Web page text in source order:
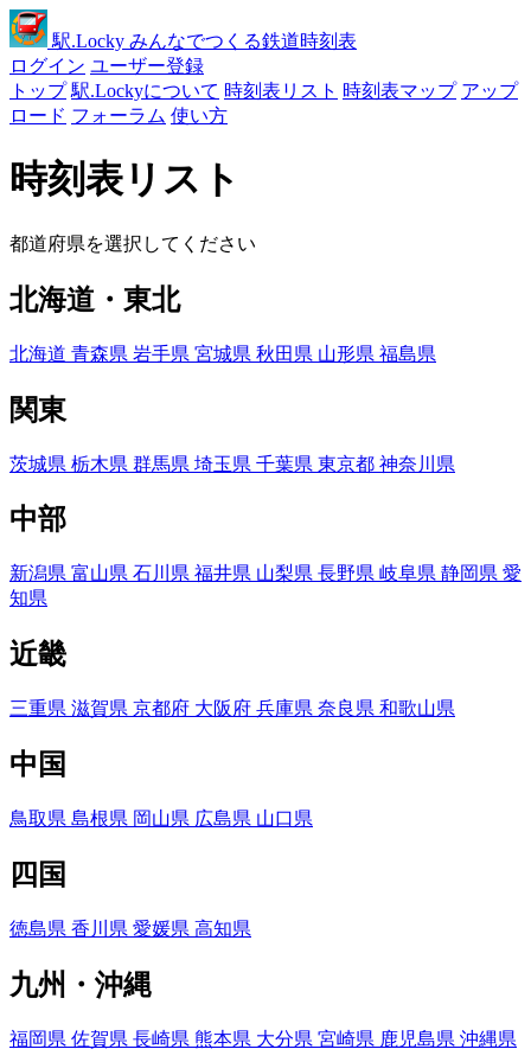
駅.Locky みんなでつくる鉄道時刻表
ログイン ユーザー登録
トップ 駅.Lockyについて 時刻表リスト 時刻表マップ アップ
ロード フォーラム 使い方
時刻表リスト
都道府県を選択してください
北海道・東北
北海道 青森県 岩手県 宮城県 秋田県 山形県 福島県
関東
茨城県 栃木県 群馬県 埼玉県 千葉県 東京都 神奈川県
中部
新潟県 富山県 石川県 福井県 山梨県 長野県 岐阜県 静岡県 愛
知県
近畿
三重県 滋賀県 京都府 大阪府 兵庫県 奈良県 和歌山県
中国
鳥取県 島根県 岡山県 広島県 山口県
四国
徳島県 香川県 愛媛県 高知県
九州・沖縄
福岡県 佐賀県 長崎県 熊本県 大分県 宮崎県 鹿児島県 沖縄県